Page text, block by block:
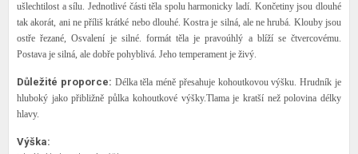
ušlechtilost a sílu. Jednotlivé části těla spolu harmonicky ladí. Končetiny jsou dlouhé
tak akorát, ani ne příliš krátké nebo dlouhé. Kostra je silná, ale ne hrubá. Klouby jsou
ostře řezané, Osvalení je silné. formát těla je pravoúhlý a blíží se čtvercovému.
Postava je silná, ale dobře pohyblivá. Jeho temperament je živý.
Důležité proporce: Délka těla méně přesahuje kohoutkovou výšku.Hrudník je
hluboký jako přibližně půlka kohoutkové výšky.Tlama je kratší než polovina délky
hlavy.
Výška: